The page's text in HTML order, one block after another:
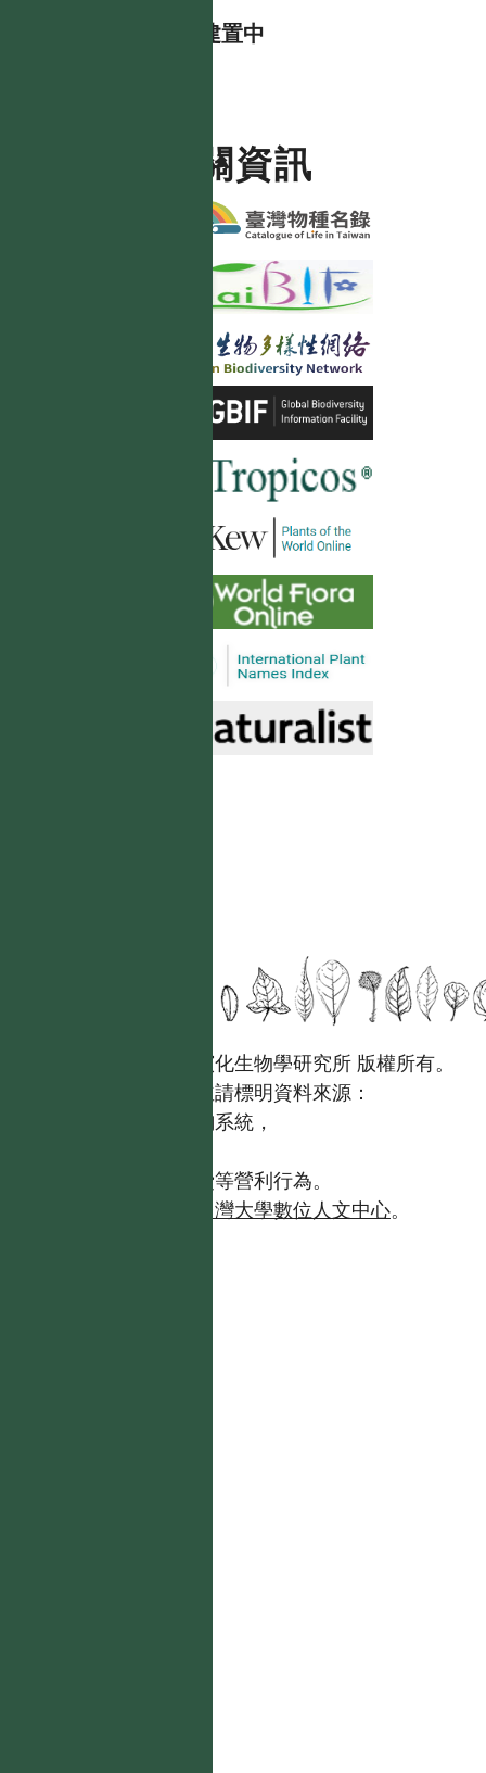
資料建置中
相關資訊
國立台灣大學生態學與演化生物學研究所 版權所有。
歡迎引用本網站資料，並請標明資料來源：
【台灣植物資訊整合查詢系統，
且不得有收取資料查詢費等營利行為。
台灣大學數位人文中心。